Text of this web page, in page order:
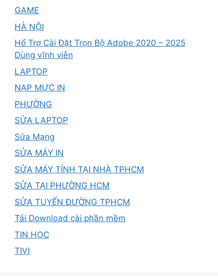
GAME
HÀ NỘI
Hổ Trợ Cài Đặt Trọn Bộ Adobe 2020 – 2025
Dùng vĩnh viễn
LAPTOP
NẠP MỰC IN
PHƯỜNG
SỬA LAPTOP
Sửa Mạng
SỬA MÁY IN
SỬA MÁY TÍNH TẠI NHÀ TPHCM
SỬA TẠI PHƯỜNG HCM
SỬA TUYẾN ĐƯỜNG TPHCM
Tải Download cài phần mềm
TIN HỌC
TIVI